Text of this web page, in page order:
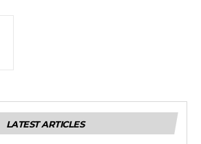
LATEST ARTICLES